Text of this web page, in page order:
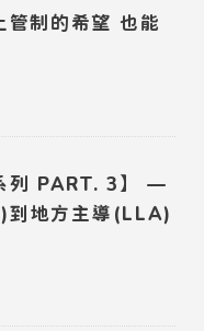
管制的希望 也能
列 PART. 3】 —
到地方主導(LLA)